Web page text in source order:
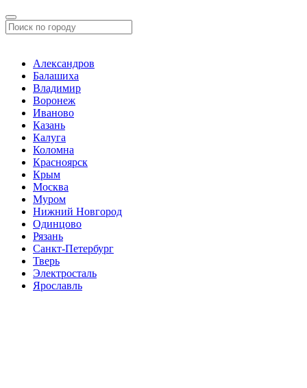
Александров
Балашиха
Владимир
Воронеж
Иваново
Казань
Калуга
Коломна
Красноярск
Крым
Москва
Муром
Нижний Новгород
Одинцово
Рязань
Санкт-Петербург
Тверь
Электросталь
Ярославль